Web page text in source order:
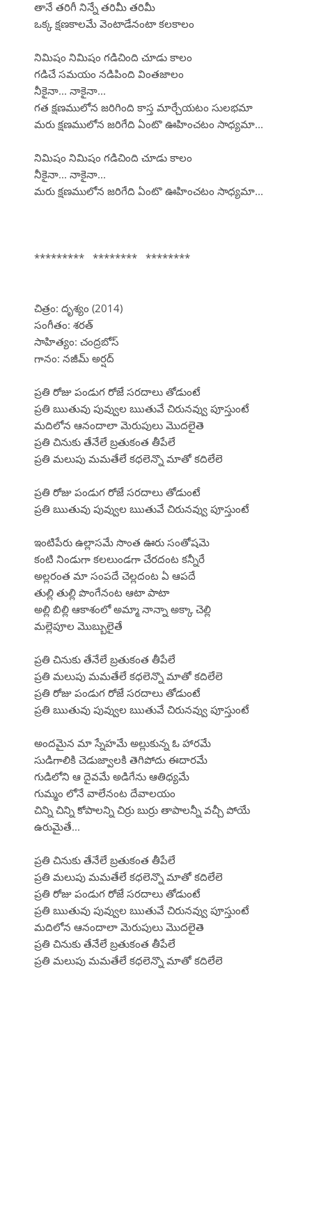
తానే తరిగీ నిన్నే తరిమీ తరిమీ
ఒక్క క్షణకాలమే వెంటాడేనంటా కలకాలం
నిమిషం నిమిషం గడిచింది చూడు కాలం
గడిచే సమయం నడిపింది వింతజాలం
నీకైనా... నాకైనా...
గత క్షణములోన జరిగింది కాస్త మార్చేయటం సులభమా
మరు క్షణములోన జరిగేది ఏంటొ ఊహించటం సాధ్యమా...
నిమిషం నిమిషం గడిచింది చూడు కాలం
నీకైనా... నాకైనా...
మరు క్షణములోన జరిగేది ఏంటొ ఊహించటం సాధ్యమా...
********* ******** ********
చిత్రం: దృశ్యం (2014)
సంగీతం: శరత్
సాహిత్యం: చంద్రబోస్
గానం: నజీమ్ అర్షద్
ప్రతి రోజు పండుగ రోజే సరదాలు తోడుంటే
ప్రతి ఋతువు పువ్వుల ఋతువే చిరునవ్వు పూస్తుంటే
మదిలోన ఆనందాలా మెరుపులు మొదలైతె
ప్రతి చినుకు తేనేలే బ్రతుకంత తీపేలే
ప్రతి మలుపు మమతేలే కధలెన్నొ మాతో కదిలేలె
ప్రతి రోజు పండుగ రోజే సరదాలు తోడుంటే
ప్రతి ఋతువు పువ్వుల ఋతువే చిరునవ్వు పూస్తుంటే
ఇంటిపేరు ఉల్లాసమే సొంత ఊరు సంతోషమె
కంటి నిండుగా కలలుండగా చేరదంట కన్నీరే
అల్లరంత మా సంపదే చెల్లదంట ఏ ఆపదే
తుల్లి తుల్లి పొంగేనంట ఆటా పాటా
అల్లి బిల్లి ఆకాశంలో అమ్మా నాన్నా అక్కా చెల్లి
మల్లెపూల మొబ్బులైతే
ప్రతి చినుకు తేనేలే బ్రతుకంత తీపేలే
ప్రతి మలుపు మమతేలే కధలెన్నొ మాతో కదిలేలె
ప్రతి రోజు పండుగ రోజే సరదాలు తోడుంటే
ప్రతి ఋతువు పువ్వుల ఋతువే చిరునవ్వు పూస్తుంటే
అందమైన మా స్నేహమే అల్లుకున్న ఓ హారమే
సుడిగాలికి చెడుజ్వాలకి తెగిపోదు ఈదారమే
గుడిలోని ఆ దైవమే అడిగేను ఆతిధ్యమే
గుమ్మం లోనే వాలేనంట దేవాలయం
చిన్ని చిన్ని కోపాలన్ని చిర్రు బుర్రు తాపాలన్నీ వచ్చీ పోయే
ఉరుమైతే...
ప్రతి చినుకు తేనేలే బ్రతుకంత తీపేలే
ప్రతి మలుపు మమతేలే కధలెన్నొ మాతో కదిలేలె
ప్రతి రోజు పండుగ రోజే సరదాలు తోడుంటే
ప్రతి ఋతువు పువ్వుల ఋతువే చిరునవ్వు పూస్తుంటే
మదిలోన ఆనందాలా మెరుపులు మొదలైతె
ప్రతి చినుకు తేనేలే బ్రతుకంత తీపేలే
ప్రతి మలుపు మమతేలే కధలెన్నొ మాతో కదిలేలె